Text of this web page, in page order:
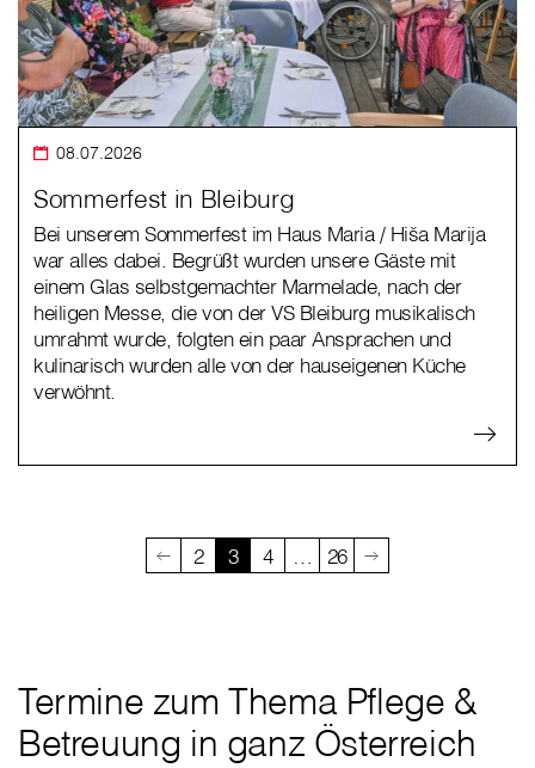
08.07.2026
Sommerfest in Bleiburg
Bei unserem Sommerfest im Haus Maria / Hiša Marija
war alles dabei. Begrüßt wurden unsere Gäste mit
einem Glas selbstgemachter Marmelade, nach der
heiligen Messe, die von der VS Bleiburg musikalisch
umrahmt wurde, folgten ein paar Ansprachen und
kulinarisch wurden alle von der hauseigenen Küche
verwöhnt.
2 3 4 … 26
Termine zum Thema Pflege &
Betreuung in ganz Österreich